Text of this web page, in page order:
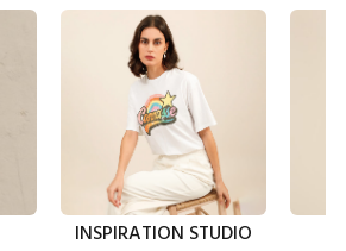
INSPIRATION STUDIO